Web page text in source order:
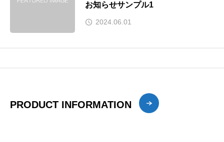
お知らせサンプル1
2024.06.01
PRODUCT INFORMATION